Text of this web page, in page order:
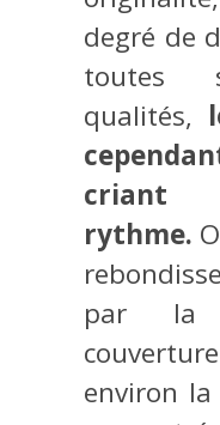
degré de
toutes
qualités,
criant
rythme.
par la
environ